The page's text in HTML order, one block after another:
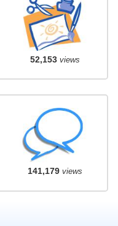
52,153views
141,179views